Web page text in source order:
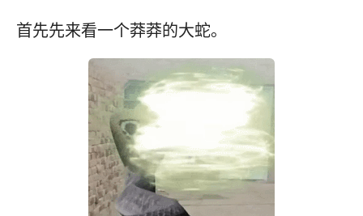
首先先来看一个莽莽的大蛇。